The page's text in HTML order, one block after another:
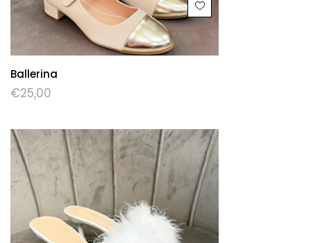
Ballerina
€25,00